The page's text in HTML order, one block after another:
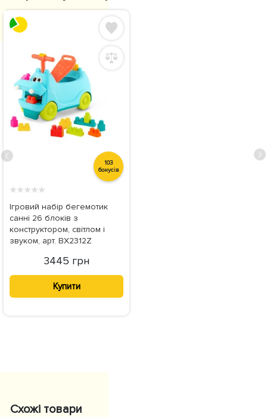
103
бонусів
★★★★★
Ігровий набір бегемотик
санні 26 блоків з
конструктором, світлом і
звуком, арт. BX2312Z
3445 грн
Купити
Схожі товари